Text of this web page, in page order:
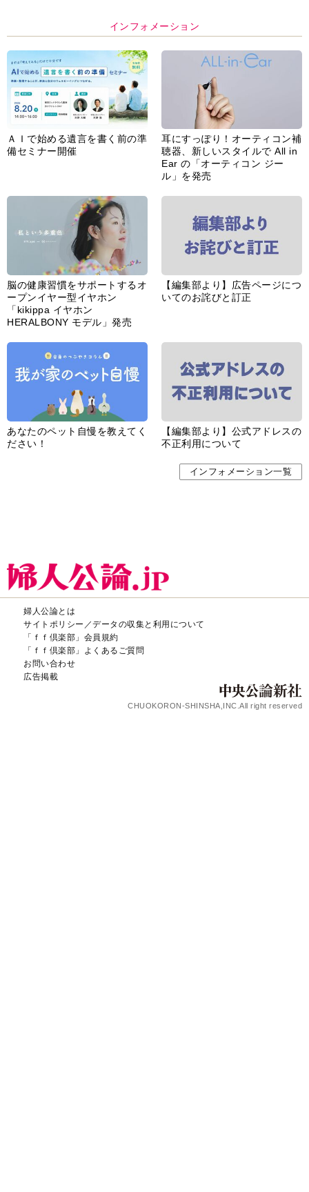
インフォメーション
ＡＩで始める遺言を書く前の準
備セミナー開催
耳にすっぽり！オーティコン補
聴器、新しいスタイルで All in
Ear の「オーティコン ジー
ル」を発売
脳の健康習慣をサポートするオ
ープンイヤー型イヤホン
「kikippa イヤホン
HERALBONY モデル」発売
【編集部より】広告ページにつ
いてのお詫びと訂正
あなたのペット自慢を教えてく
ださい！
【編集部より】公式アドレスの
不正利用について
インフォメーション一覧
婦人公論とは
サイトポリシー／データの収集と利用について
「ｆｆ倶楽部」会員規約
「ｆｆ倶楽部」よくあるご質問
お問い合わせ
広告掲載
CHUOKORON-SHINSHA,INC.All right reserved